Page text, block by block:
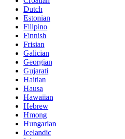
Dutch
Estonian
Filipino
Finnish
Frisian
Galician
Georgian
Gujarati
Haitian
Hausa
Hawaiian
Hebrew
Hmong
Hungarian
Icelandic